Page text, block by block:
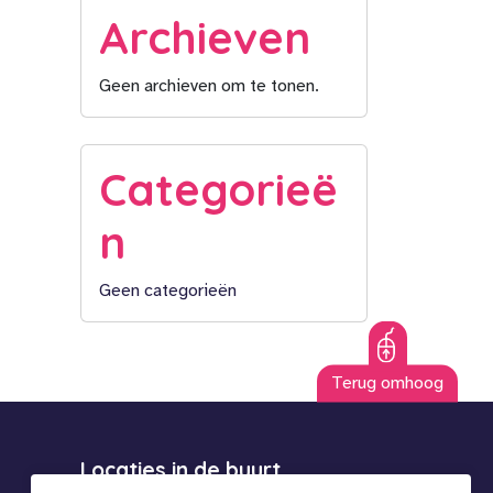
Archieven
Geen archieven om te tonen.
Categorieë
n
Geen categorieën
Terug omhoog
Locaties in de buurt